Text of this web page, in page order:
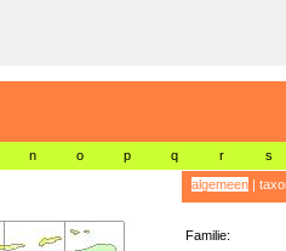
n o p q r s
algemeen|
Familie: